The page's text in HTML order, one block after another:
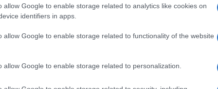
allow Google to enable storage related to analytics like cookies on
identifiers in apps.
allow Google to enable storage related to functionality of the website
allow Google to enable storage related to personalization.
per rappresentare la città ospitante
Partenza da Piazza Regina Elena il corteo
raggiungere il Molo Brin. A conclusione della
donne in costume tipico sardo offriranno ai
sardi dopo il saluto delle Autorità.
e Candelieri di Sassari- Con tamburi,